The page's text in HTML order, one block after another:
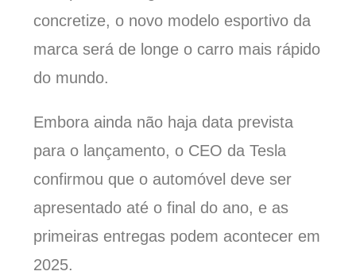
concretize, o novo modelo esportivo da
marca será de longe o carro mais rápido
do mundo.
Embora ainda não haja data prevista
para o lançamento, o CEO da Tesla
confirmou que o automóvel deve ser
apresentado até o final do ano, e as
primeiras entregas podem acontecer em
2025.